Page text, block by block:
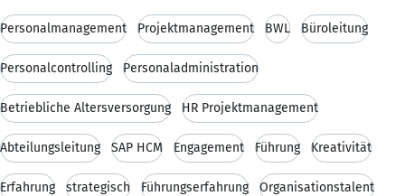
Personalmanagement Projektmanagement BWL Büroleitung
Personalcontrolling Personaladministration
Betriebliche Altersversorgung HR Projektmanagement
Abteilungsleitung SAP HCM Engagement Führung Kreativität
Erfahrung strategisch Führungserfahrung Organisationstalent